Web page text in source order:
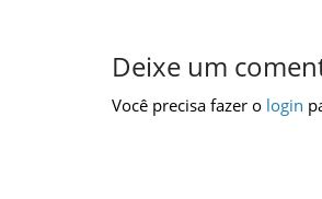
Deixe um
Você precisa fazer o login